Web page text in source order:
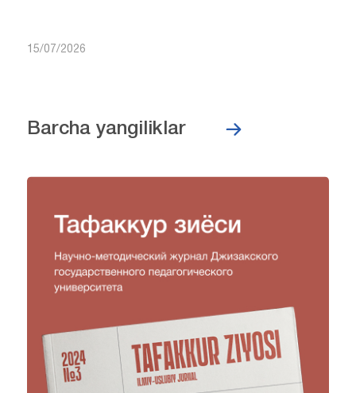
15/07/2026
Barcha yangiliklar